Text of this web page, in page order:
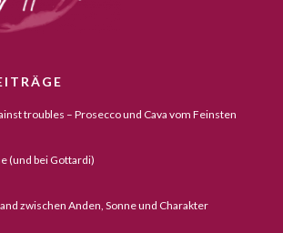
troubles – Prosecco und Cava vom Feinsten
(und bei Gottardi)
zwischen Anden, Sonne und Charakter